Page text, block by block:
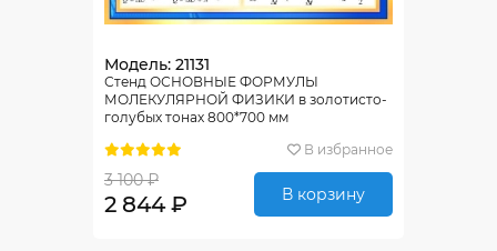
Модель: 21131
Стенд ОСНОВНЫЕ ФОРМУЛЫ
МОЛЕКУЛЯРНОЙ ФИЗИКИ в золотисто-
голубых тонах 800*700 мм
В избранное
3 100 ₽
2 844 ₽ В корзину